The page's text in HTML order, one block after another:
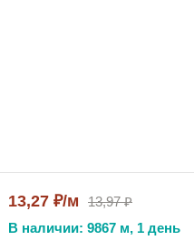
13,27 ₽/м
13,97 ₽
В наличии: 9867 м, 1 день